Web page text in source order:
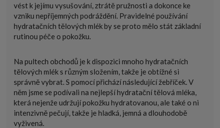
vést k jejímu vysušování, ztrátě pružnosti a dokonce ke
vzniku nepříjemných podráždění. Pravidelné používání
hydratačních tělových mlék by se proto mělo stát základní
rutinou péče o pokožku.
Na pultech obchodů je k dispozici mnoho hydratačních
tělových mlék s různým složením, takže je obtížné si
správně vybrat. S pomocí přichází následující žebříček. V
něm jsme se podívali na nejlepší hydratační tělová mléka,
která nejenže udržují pokožku hydratovanou, ale také o ni
intenzivně pečují, takže je hladká, jemná a dlouhodobě
vyživená.